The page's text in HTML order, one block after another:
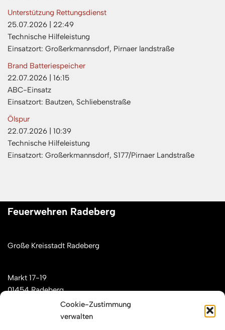
Cookie-Zustimmung
verwalten
Unterstützung Rettungsdienst
25.07.2026
22:49
Technische Hilfeleistung
Einsatzort: Großerkmannsdorf, Pirnaer landstraße
Brand Batteriespeicher
22.07.2026
16:15
ABC-Einsatz
Einsatzort: Bautzen, Schliebenstraße
Ölspur
22.07.2026
10:39
Technische Hilfeleistung
Einsatzort: Großerkmannsdorf, S177/Pirnaer Landstraße
Feuerwehren Radeberg
Große Kreisstadt Radeberg
Markt 17-19
01454 Radeberg
Mail: kontakt[at]feuerwehren-radeberg.de